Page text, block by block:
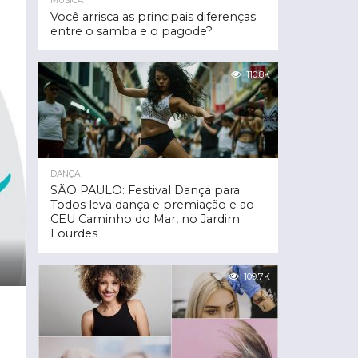
Você arrisca as principais diferenças
entre o samba e o pagode?
110.8K
DANÇA
SÃO PAULO: Festival Dança para
Todos leva dança e premiação e ao
CEU Caminho do Mar, no Jardim
Lourdes
109.7K